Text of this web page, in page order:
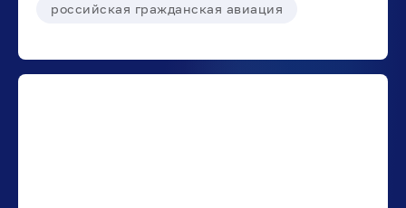
российская гражданская авиация